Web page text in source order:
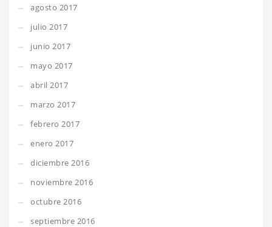
agosto 2017
julio 2017
junio 2017
mayo 2017
abril 2017
marzo 2017
febrero 2017
enero 2017
diciembre 2016
noviembre 2016
octubre 2016
septiembre 2016